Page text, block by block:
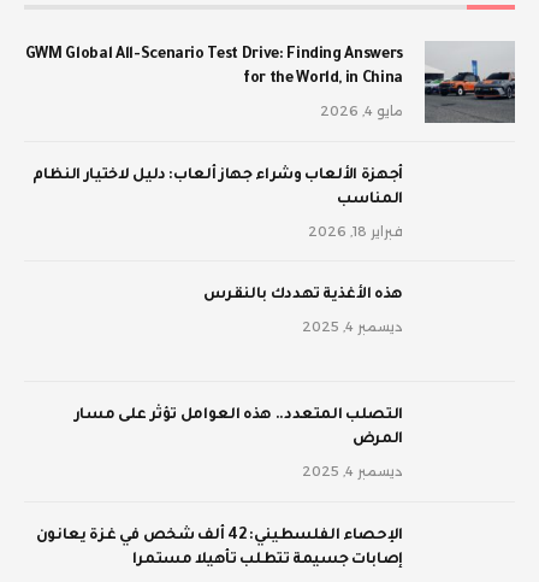
GWM Global All-Scenario Test Drive: Finding Answers
for the World, in China
مايو 4, 2026
أجهزة الألعاب وشراء جهاز ألعاب: دليل لاختيار النظام
المناسب
فبراير 18, 2026
‫هذه الأغذية تهددك بالنقرس
ديسمبر 4, 2025
‫التصلب المتعدد.. هذه العوامل تؤثر على مسار
المرض
ديسمبر 4, 2025
الإحصاء الفلسطيني: 42 ألف شخص في غزة يعانون
إصابات جسيمة تتطلب تأهيلا مستمرا